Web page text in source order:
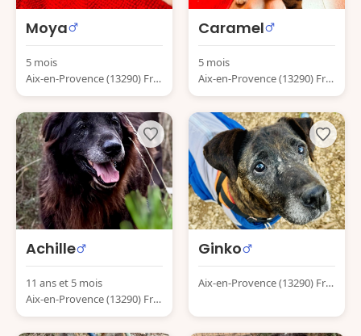
Moya
5 mois
Aix-en-Provence (13290) Fra
nce
Caramel
5 mois
Aix-en-Provence (13290) Fra
nce
Achille
11 ans et 5 mois
Aix-en-Provence (13290) Fra
nce
Ginko
Aix-en-Provence (13290) Fra